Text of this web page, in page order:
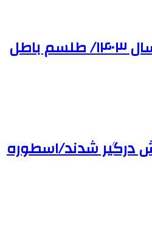
دوچرخه‌سواری در سال ۱۴۰۳/ طلسم باطل
درگیر شدند/اسطوره